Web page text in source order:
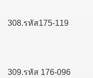
308.รหัส175-119
309.รหัส 176-096